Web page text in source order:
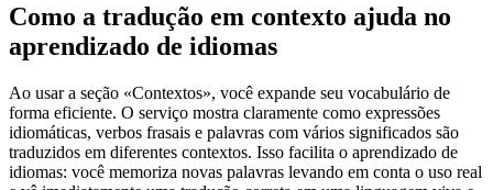
Como a tradução em contexto ajuda no
aprendizado de idiomas
Ao usar a seção «Contextos», você expande seu vocabulário de
forma eficiente. O serviço mostra claramente como expressões
idiomáticas, verbos frasais e palavras com vários significados são
traduzidos em diferentes contextos. Isso facilita o aprendizado de
idiomas: você memoriza novas palavras levando em conta o uso real